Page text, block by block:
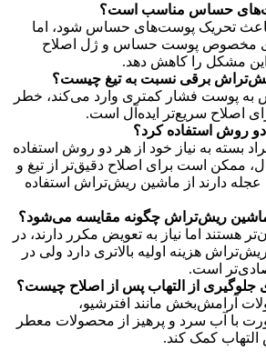
حساس مناسب است؟
تحریک پوست‌های حساس شود، اما
مخصوص پوست حساس و ژل اصلاح
مشکل را کاهش دهد.
برقی نسبت به تیغ چیست؟
پوست فشار کمتری وارد می‌کند، خطر
اصلاح سریع‌تر ایده‌آل است.
دو روش استفاده کرد؟
بسته به نیاز خود از هر دو روش استفاده
ممکن است برای اصلاح دقیق‌تر از تیغ و
عجله دارند از ماشین ریش‌تراش استفاده
ماشین ریش‌تراش چگونه مقایسه می‌شود؟
هستند اما نیاز به تعویض مکرر دارند، در
هزینه اولیه بالاتری دارد ولی در
است.
جلوگیری از التهاب پس از اصلاح چیست؟
آرامش‌بخش مانند افترشیو،
آب سرد و پرهیز از محصولات معطر
التهاب کمک کند.